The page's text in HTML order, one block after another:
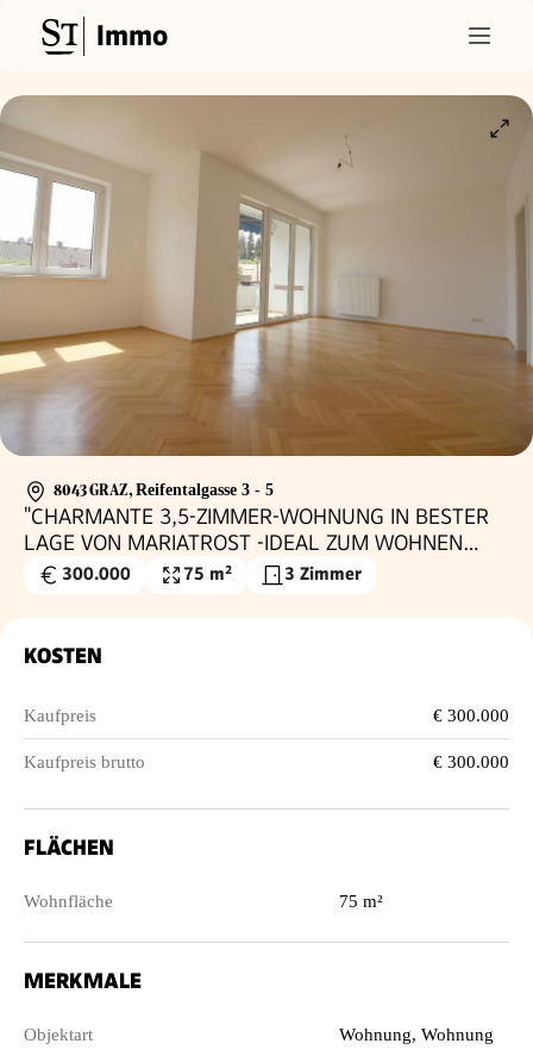
Immo
8043 GRAZ, Reifentalgasse 3 - 5
"CHARMANTE 3,5-ZIMMER-WOHNUNG IN BESTER
LAGE VON MARIATROST -IDEAL ZUM WOHNEN
UND WOHLFÜHLEN"
Kaufpreis
300.000
Wohnfläche
75 m² 3 Zimmer
KOSTEN
Kaufpreis € 300.000
Kaufpreis brutto € 300.000
FLÄCHEN
Wohnfläche 75 m²
MERKMALE
Objektart
Wohnung, Wohnung